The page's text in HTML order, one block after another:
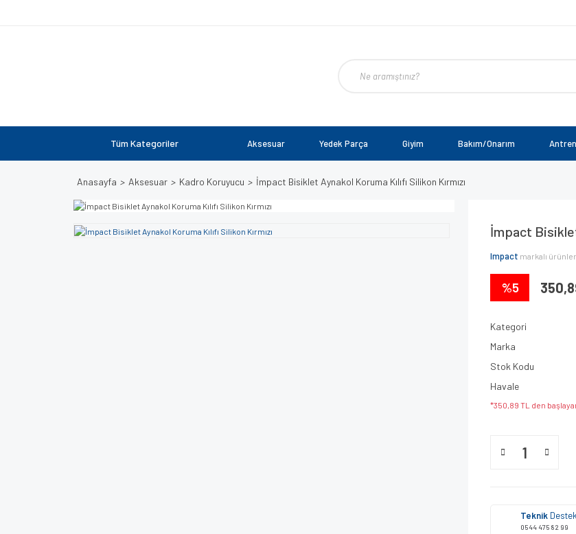
Tüm Kategoriler Aksesuar Yedek Parça Giyim Bakım/Onarım
Anasayfa Aksesuar Kadro Koruyucu İmpact Bisiklet Aynakol Koruma Kılıfı Silikon Kırmızı
İmpact Bisiklet
Impact markalı ürünler
%5
Kategori
Marka
Stok Kodu
Havale
*350,89 TL den
Teknik Destek
0544 475 82 99